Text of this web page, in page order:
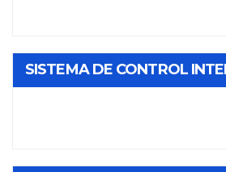
SISTEMA DE CONTROL